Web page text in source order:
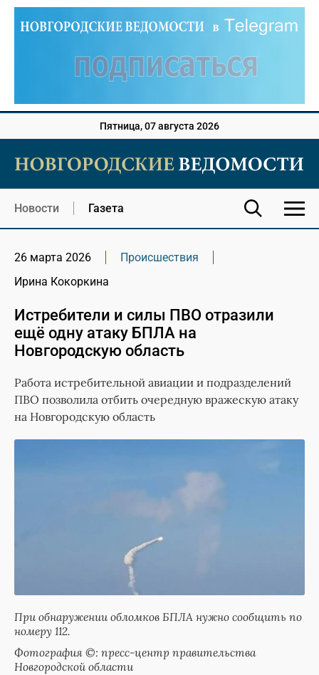
Пятница, 07 августа 2026
Новости Газета
26 марта 2026
Происшествия
Ирина Кокоркина
Истребители и силы ПВО отразили
ещё одну атаку БПЛА на
Новгородскую область
Работа истребительной авиации и подразделений
ПВО позволила отбить очередную вражескую атаку
на Новгородскую область
При обнаружении обломков БПЛА нужно сообщить по
номеру 112.
Фотография ©: пресс-центр правительства
Новгородской области